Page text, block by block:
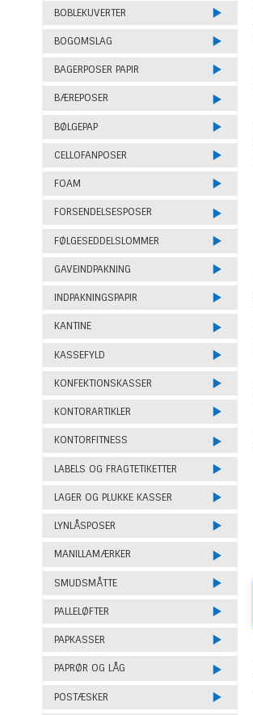
BOBLEKUVERTER
BOGOMSLAG
BAGERPOSER PAPIR
BÆREPOSER
BØLGEPAP
CELLOFANPOSER
FOAM
FORSENDELSESPOSER
FØLGESEDDELSLOMMER
GAVEINDPAKNING
INDPAKNINGSPAPIR
KANTINE
KASSEFYLD
KONFEKTIONSKASSER
KONTORARTIKLER
KONTORFITNESS
LABELS OG FRAGTETIKETTER
LAGER OG PLUKKE KASSER
LYNLÅSPOSER
MANILLAMÆRKER
SMUDSMÅTTE
PALLELØFTER
PAPKASSER
PAPRØR OG LÅG
POSTÆSKER